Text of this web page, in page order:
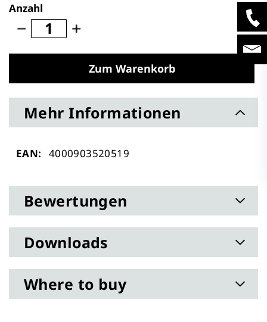
Anzahl
Zum Warenkorb
Mehr Informationen
Mehr
4000903520519
Bewertungen
Downloads
Where to buy